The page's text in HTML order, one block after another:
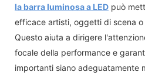
la barra luminosa a LED può
efficace artisti, oggetti di scena
Questo aiuta a dirigere
focale della performance e
importanti siano adeguatamente